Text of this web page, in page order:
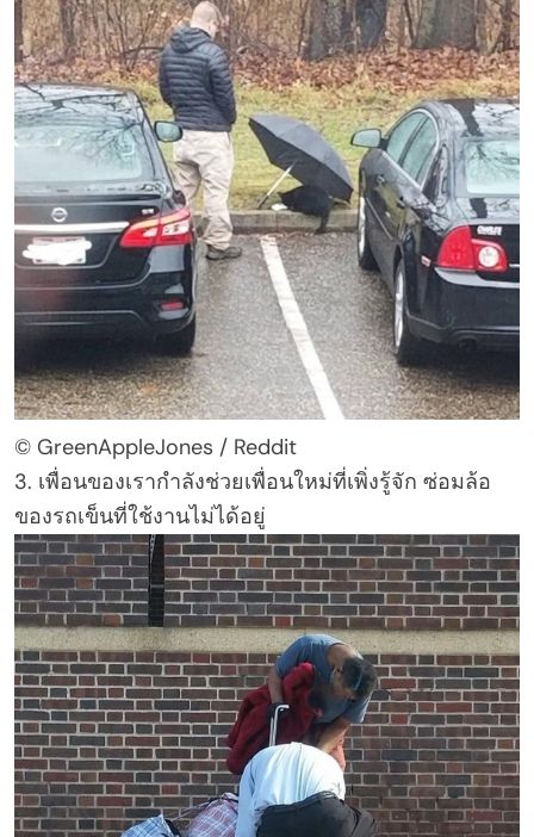
© GreenAppleJones / Reddit
3. เพื่อนของเรากำลังช่วยเพื่อนใหม่ที่เพิ่งรู้จัก ซ่อมล้อ
ของรถเข็นที่ใช้งานไม่ได้อยู่